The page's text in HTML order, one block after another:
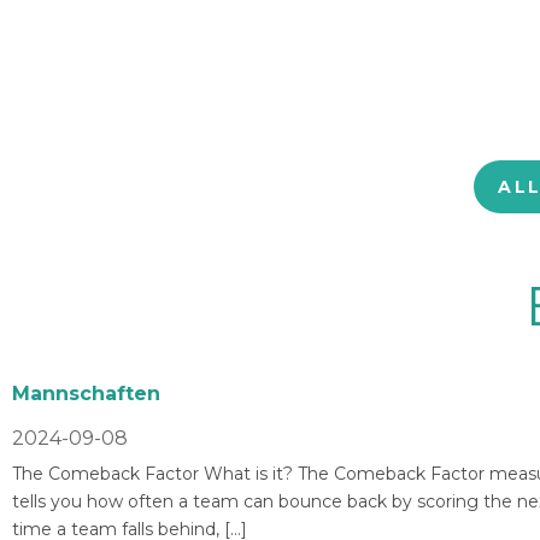
Mannschaften
2024-09-08
The Comeback Factor What is it? The Comeback Factor
tells you how often a team can bounce back by scoring the
time a team falls behind, […]